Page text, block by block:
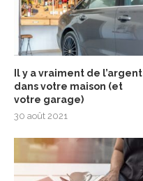
Il y a vraiment de l’argent
dans votre maison (et
votre garage)
30 août 2021